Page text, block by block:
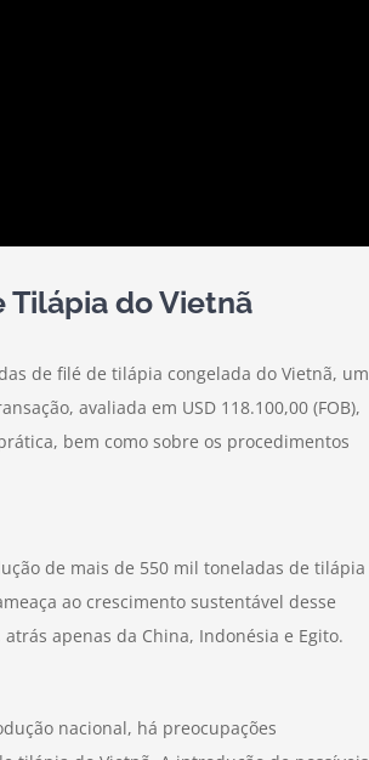
Tilápia do Vietnã
de filé de tilápia congelada do Vietnã, um
avaliada em USD 118.100,00 (FOB),
bem como sobre os procedimentos
de mais de 550 mil toneladas de tilápia
ao crescimento sustentável desse
apenas da China, Indonésia e Egito.
nacional, há preocupações